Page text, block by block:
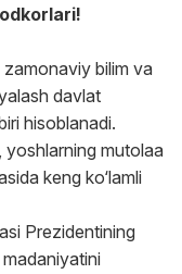
zamonaviy bilim va
davlat
hisoblanadi.
yoshlarning mutolaa
keng ko‘lamli
Prezidentining